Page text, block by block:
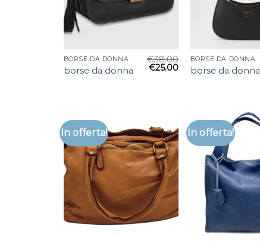
BORSE DA DONNA
borse da donna
€38.00
€25.00
BORSE DA DONNA
borse da donna
In offerta! In offerta!